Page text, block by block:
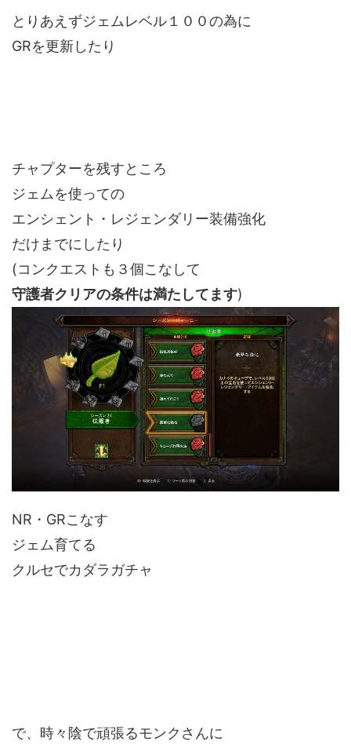
とりあえずジェムレベル１００の為に
GRを更新したり
チャプターを残すところ
ジェムを使っての
エンシェント・レジェンダリー装備強化
だけまでにしたり
(コンクエストも３個こなして
守護者クリアの条件は満たしてます)
NR・GRこなす
ジェム育てる
クルセでカダラガチャ
で、時々陰で頑張るモンクさんに